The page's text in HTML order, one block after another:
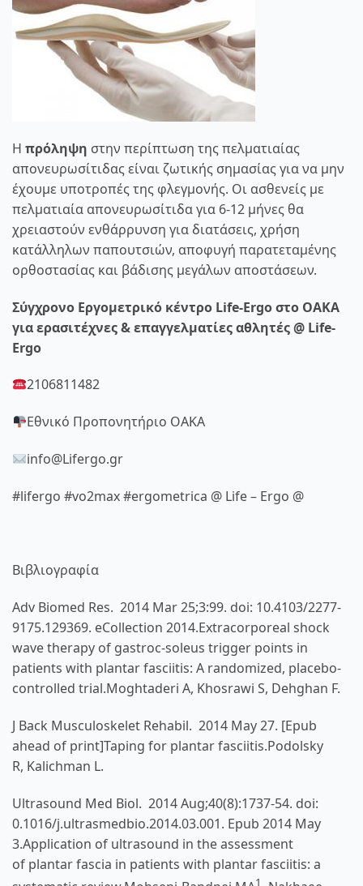
Η πρόληψη στην περίπτωση της πελματιαίας
απονευρωσίτιδας είναι ζωτικής σημασίας για να μην
έχουμε υποτροπές της φλεγμονής. Οι ασθενείς με
πελματιαία απονευρωσίτιδα για 6-12 μήνες θα
χρειαστούν ενθάρρυνση για διατάσεις, χρήση
κατάλληλων παπουτσιών, αποφυγή παρατεταμένης
ορθοστασίας και βάδισης μεγάλων αποστάσεων.
Σύγχρονο Εργομετρικό κέντρο Life-Ergo στο ΟΑΚΑ
για ερασιτέχνες & επαγγελματίες αθλητές @ Life-
Ergo
2106811482
Εθνικό Προπονητήριο ΟΑΚΑ
info@Lifergo.gr
#lifergo #vo2max #ergometrica @ Life – Ergo @
Βιβλιογραφία
Adv Biomed Res. 2014 Mar 25;3:99. doi: 10.4103/2277-
9175.129369. eCollection 2014.Extracorporeal shock
wave therapy of gastroc-soleus trigger points in
patients with plantar fasciitis: A randomized, placebo-
controlled trial.Moghtaderi A, Khosrawi S, Dehghan F.
J Back Musculoskelet Rehabil. 2014 May 27. [Epub
ahead of print]Taping for plantar fasciitis.Podolsky
R, Kalichman L.
Ultrasound Med Biol. 2014 Aug;40(8):1737-54. doi:
0.1016/j.ultrasmedbio.2014.03.001. Epub 2014 May
3.Application of ultrasound in the assessment
of plantar fascia in patients with plantar fasciitis: a
1